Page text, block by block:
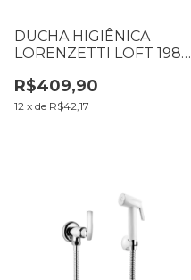
DUCHA HIGIÊNICA
LORENZETTI LOFT 1984
R$409,90
12 x de R$42,17